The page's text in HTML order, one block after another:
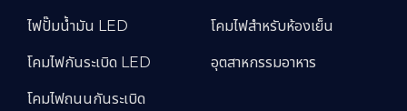
ไฟปั๊มน้ำมัน LED
โคมไฟกันระเบิด LED
โคมไฟถนนกันระเบิด
โคมไฟสำหรับห้องเย็น
อุตสาหกรรมอาหาร